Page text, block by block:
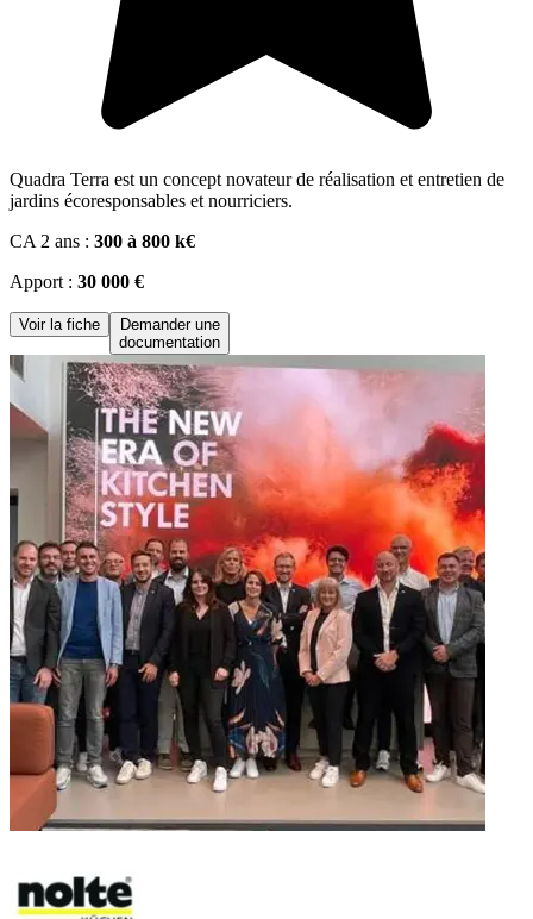
Quadra Terra est un concept novateur de réalisation et entretien de
jardins écoresponsables et nourriciers.
CA 2 ans : 300 à 800 k€
Apport : 30 000 €
Voir la fiche
Demander une
documentation